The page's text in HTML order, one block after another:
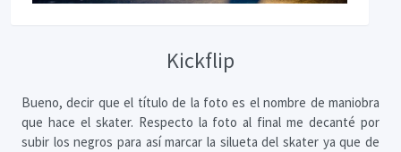
Kickflip
Bueno, decir que el título de la foto es el nombre de maniobra
que hace el skater. Respecto la foto al final me decanté por
subir los negros para así marcar la silueta del skater ya que de